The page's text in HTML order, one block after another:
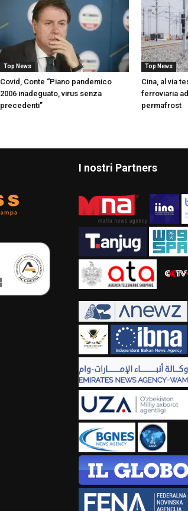
Top News
Covid, Conte “Piano pandemico
2006 inadeguato, virus senza
precedenti”
Top News
Cina, al via
ferroviaria
permafrost
I nostri Partners